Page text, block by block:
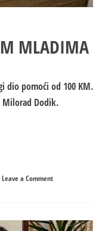
MLADIMA
dio pomoći od 100 KM.
Milorad Dodik.
Leave a Commenton
KM